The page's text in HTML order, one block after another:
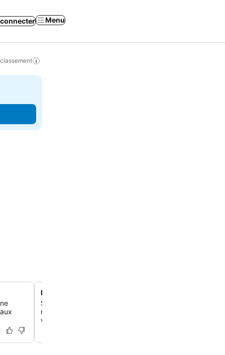
Menu
Bar à vin et petite cuisine Encounters
Savoure un monde de saveurs et une vaste carte des
restaurant de l'hôtel, qui te propose des expériences
variées.